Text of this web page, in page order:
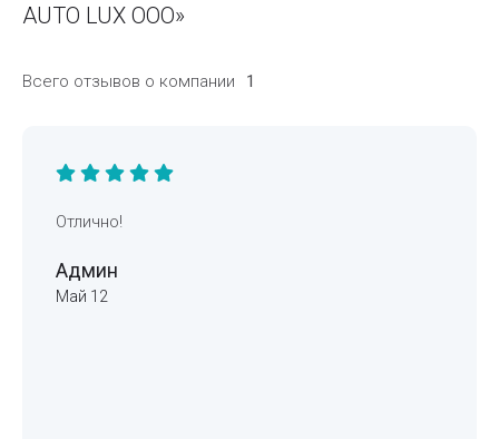
AUTO LUX ООО»
Всего отзывов о компании 1
Отлично!
Админ
Май 12